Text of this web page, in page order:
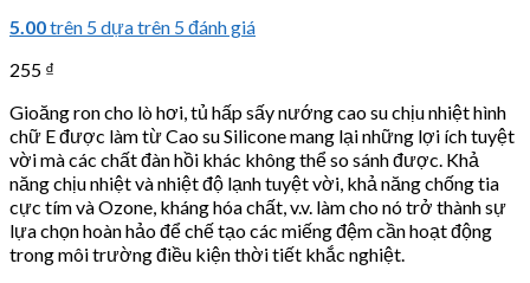
5.00trên 5 dựa trên 5đánh giá
255 ₫
Gioăng ron cho lò hơi, tủ hấp sấy nướng cao su chịu nhiệt hình
chữ E được làm từ Cao su Silicone mang lại những lợi ích tuyệt
vời mà các chất đàn hồi khác không thể so sánh được. Khả
năng chịu nhiệt và nhiệt độ lạnh tuyệt vời, khả năng chống tia
cực tím và Ozone, kháng hóa chất, v.v. làm cho nó trở thành sự
lựa chọn hoàn hảo để chế tạo các miếng đệm cần hoạt động
trong môi trường điều kiện thời tiết khắc nghiệt.